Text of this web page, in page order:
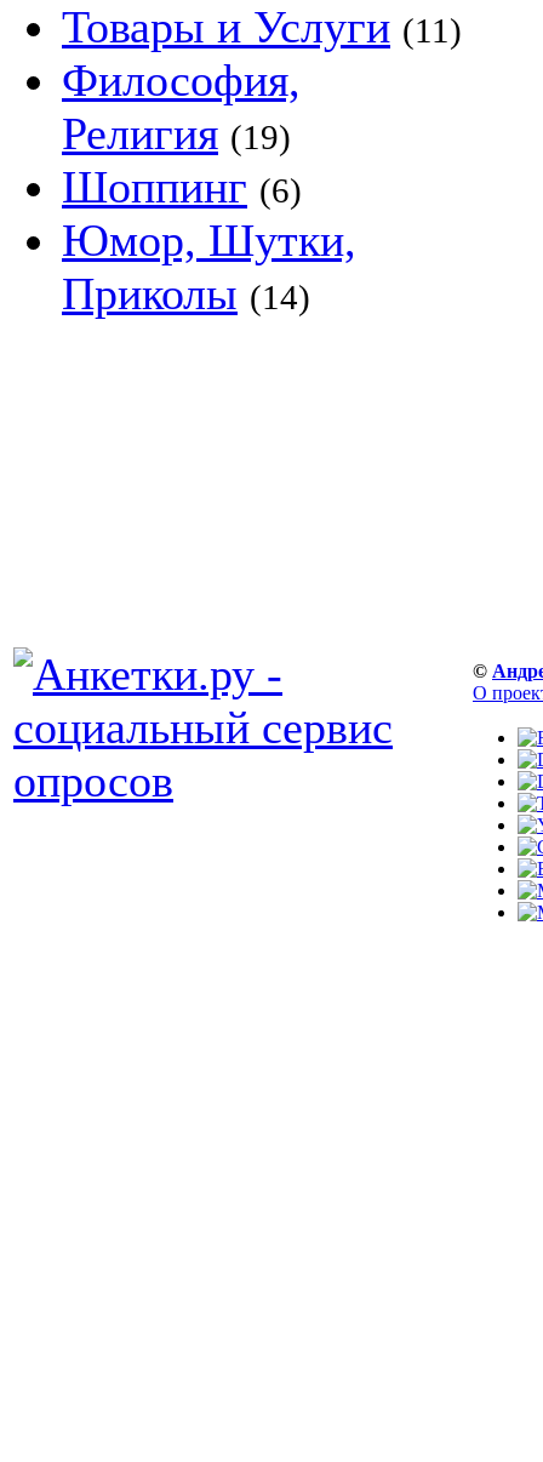
Товары и Услуги (11)
Философия,
Религия (19)
Шоппинг (6)
Юмор, Шутки,
Приколы (14)
©
О